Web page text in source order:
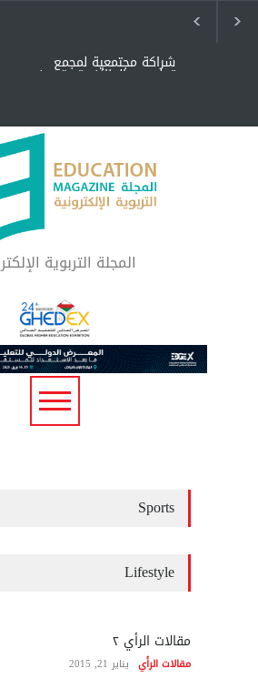
شراكة مجتمعية لمجمع
تعليمي بالطائف تستهدف
المجلة التربوية
Sports
Lifestyle
مقالات الرأي ٢
مقالات الرأي يناير 21, 2015